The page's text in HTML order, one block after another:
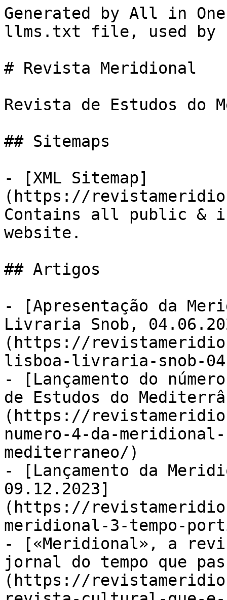
Generated by All in
llms.txt file, used by
# Revista Meridional
Revista de Estudos do
## Sitemaps
- [XML Sitemap]
(https://
Contains all public &
website.
## Artigos
- [Apresentação da
Livraria Snob,
(https://
lisboa-livraria-snob-
- [Lançamento do
de Estudos do
(https://
numero-4-da-
mediterraneo/)
- [Lançamento da
09.12.2023]
(https://
meridional-3-tempo-
- [«Meridional», a
jornal do tempo que
(https://